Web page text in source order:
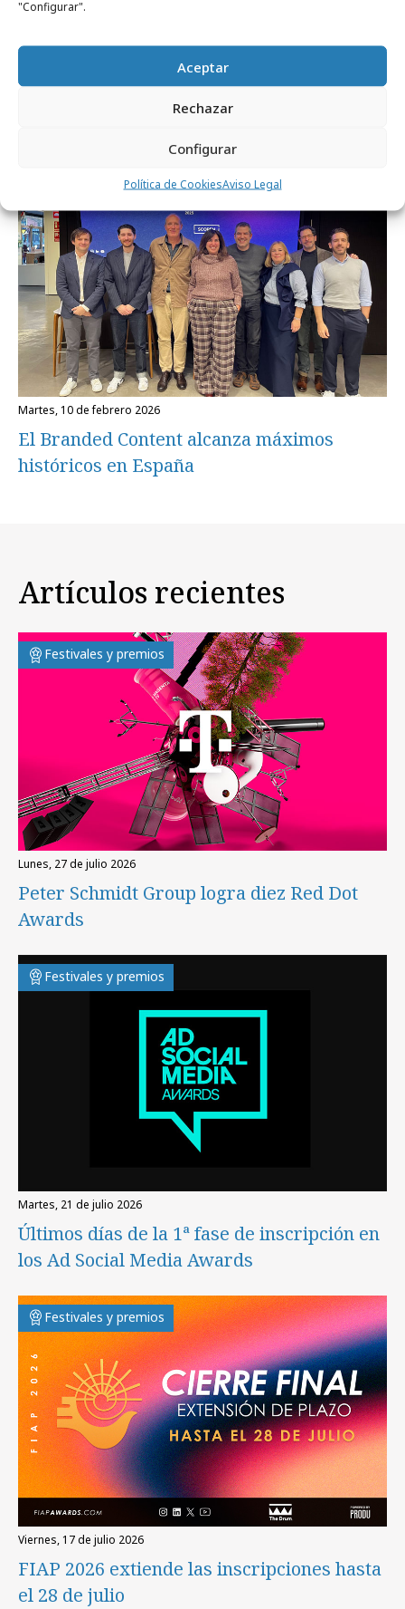
"Configurar".
Aceptar
Rechazar
Configurar
Política de CookiesAviso Legal
jueves, 12 de marzo 2026
Los Siete Pecados Capitales del Branded
martes, 10 de febrero 2026
El Branded Content alcanza máximos
históricos en España
Artículos recientes
Festivales y premios
lunes, 27 de julio 2026
Peter Schmidt Group logra diez Red Dot
Awards
Festivales y premios
martes, 21 de julio 2026
Últimos días de la 1ª fase de inscripción en
los Ad Social Media Awards
Festivales y premios
viernes, 17 de julio 2026
FIAP 2026 extiende las inscripciones hasta
el 28 de julio